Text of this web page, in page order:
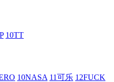
10TT
10NASA 11可乐 12FUCK